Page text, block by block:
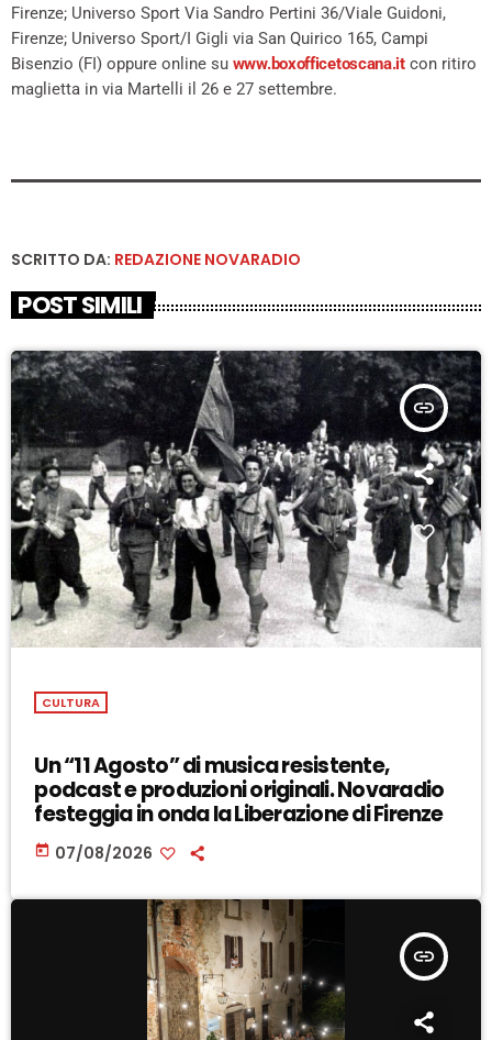
Firenze; Universo Sport Via Sandro Pertini 36/Viale Guidoni,
Firenze; Universo Sport/I Gigli via San Quirico 165, Campi
Bisenzio (FI) oppure online su www.boxofficetoscana.itcon ritiro
maglietta in via Martelli il 26 e 27 settembre.
SCRITTO DA: REDAZIONE NOVARADIO
POST SIMILI
insert_link
CULTURA
Un “11 Agosto” di musica resistente,
podcast e produzioni originali. Novaradio
festeggia in onda la Liberazione di Firenze
today 07/08/2026
insert_link